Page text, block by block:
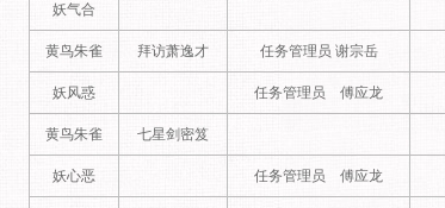
妖气合
黄鸟朱雀 拜访萧逸才 任务管理员 谢宗岳
妖风惑 任务管理员 傅应龙
黄鸟朱雀 七星剑密笈
妖心恶 任务管理员 傅应龙